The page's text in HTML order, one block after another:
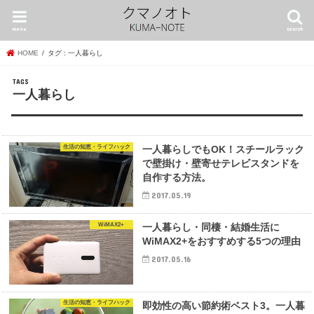
search
menu
HOME タグ : 一人暮らし
一人暮らし
生活の知恵・ライフハック
一人暮らしでもOK！スチールラック
で壁掛け・壁寄せテレビスタンドを
自作する方法。
2017.05.19
WiMAX2+
一人暮らし・同棲・結婚生活に
WiMAX2+をおすすめする5つの理由
2017.05.16
生活の知恵・ライフハック
即効性の高い節約術ベスト3。一人暮